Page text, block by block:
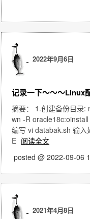
2022年9月6日
记录一下～～～Linux
摘要： 1.创建备份目录:
wn -R
编写 vi databak.sh 输
E 阅读全文
posted @ 2022-09-06
2021年4月8日